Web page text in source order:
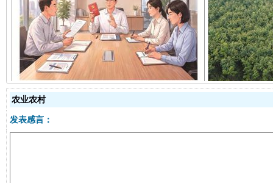
揭开“小金库”的免责幌子
农业农村
发表感言：